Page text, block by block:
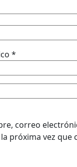
*
correo
próxima vez que